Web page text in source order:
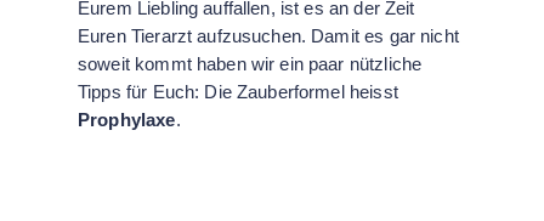
Eurem Liebling auffallen, ist es an der Zeit
Euren Tierarzt aufzusuchen. Damit es gar nicht
soweit kommt haben wir ein paar nützliche
Tipps für Euch: Die Zauberformel heisst
Prophylaxe.